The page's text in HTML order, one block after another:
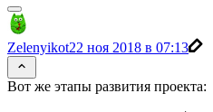
Zelenyikot22 ноя 2018 в 07:13
Вот же этапы развития проекта: